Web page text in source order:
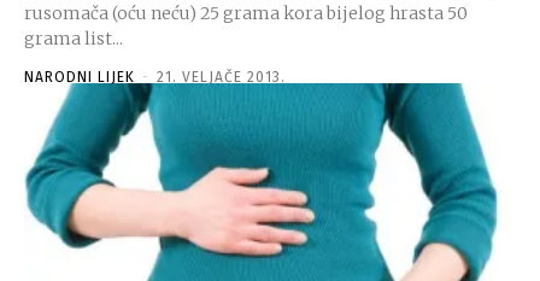
rusomača (oću neću) 25 grama kora bijelog hrasta 50
grama list...
NARODNI LIJEK - 21. VELJAČE 2013.